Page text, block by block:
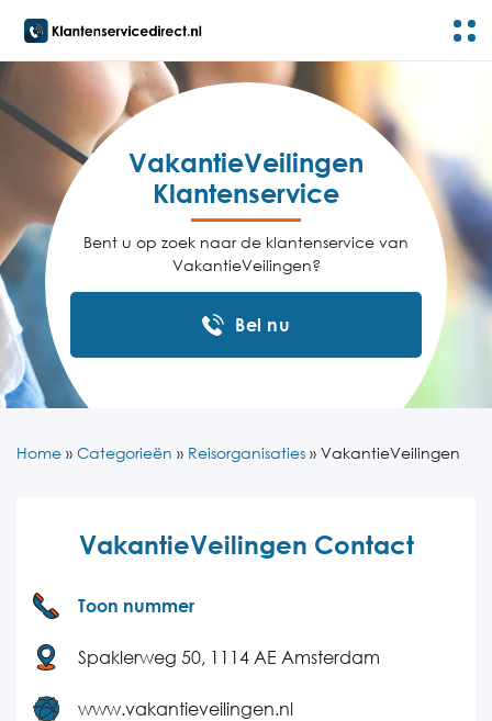
VakantieVeilingen
Klantenservice
Bent u op zoek naar de klantenservice van
VakantieVeilingen?
Bel nu
Home » Categorieën » Reisorganisaties » VakantieVeilingen
VakantieVeilingen Contact
Toon nummer
Spaklerweg 50, 1114 AE Amsterdam
www.vakantieveilingen.nl